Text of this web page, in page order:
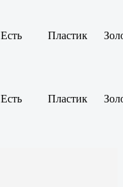
Есть Пластик
Есть Пластик